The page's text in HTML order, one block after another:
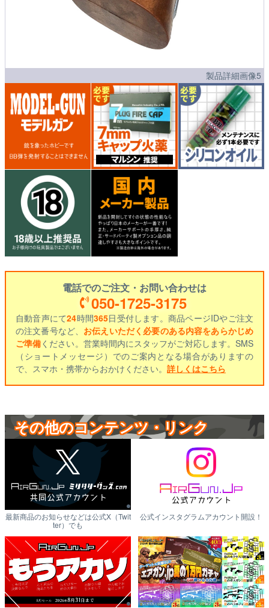
製品詳細画像5
電話でのご注文・お問い合わせは
050-1725-3175
自動音声にて24時間365日受付します。商品ページIDやご注文
の注文番号など、 お伝えいただく必要のある内容をあらかじめ
ご準備ください。営業時間内にスタッフがご対応します。SMS
（ショートメッセージ）でのご案内となる場合がありますの
で、スマホ・携帯からおかけください。 詳しくはこちら
その他のコンテンツ・リンク
最新商品のお知らせなどは公式X（Twit
ter）でも
公式インスタグラムアカウント開設！